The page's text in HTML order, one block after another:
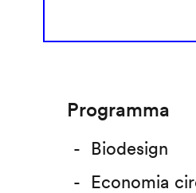
Programma
Biodesign
Economia